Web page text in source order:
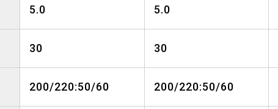
5.0 5.0
30 30
200/220:50/60 200/220:50/60